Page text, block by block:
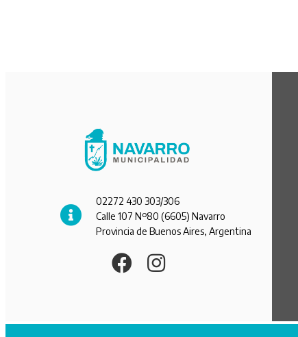
02272 430 303/306
Calle 107 Nº80 (6605) Navarro
Provincia de Buenos Aires, Argentina